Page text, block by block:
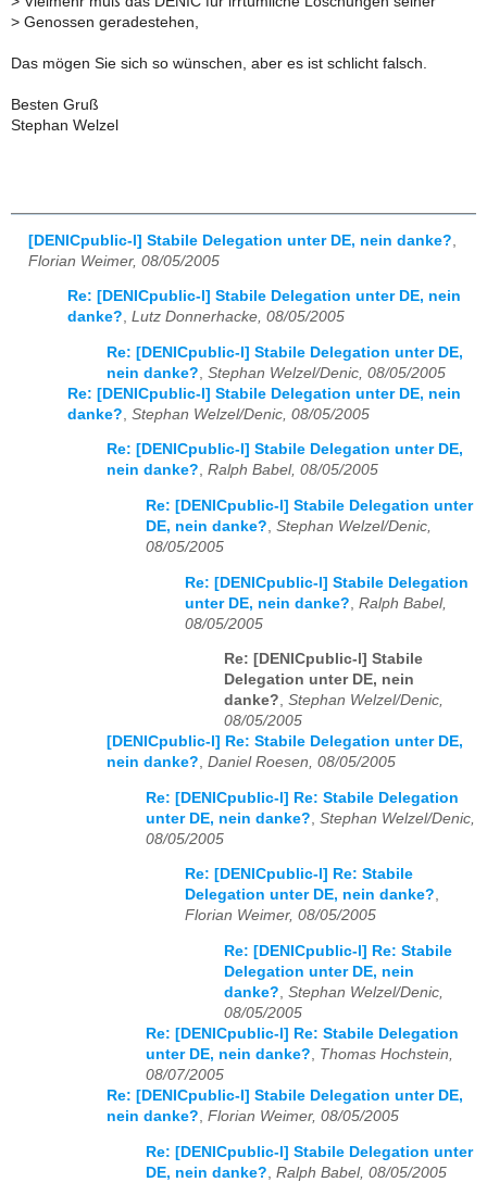
> Genossen geradestehen,
Das mögen Sie sich so wünschen, aber es ist schlicht falsch.
Besten Gruß
Stephan Welzel
[DENICpublic-l] Stabile Delegation unter DE, nein danke?
Florian Weimer, 08/05/2005
Re: [DENICpublic-l] Stabile Delegation unter DE, nein
danke?, Lutz Donnerhacke, 08/05/2005
Re: [DENICpublic-l] Stabile Delegation unter DE,
nein danke? Stephan Welzel/Denic, 08/05/2005
Re: [DENICpublic-l] Stabile Delegation unter DE, nein
danke? Stephan Welzel/Denic, 08/05/2005
Re: [DENICpublic-l] Stabile Delegation unter DE,
nein danke?, Ralph Babel, 08/05/2005
Re: [DENICpublic-l] Stabile Delegation unter
DE, nein danke? Stephan Welzel/Denic,
08/05/2005
Re: [DENICpublic-l] Stabile Delegation
unter DE, nein danke? Ralph Babel,
08/05/2005
Re: [DENICpublic-l] Stabile
Delegation unter DE, nein
danke?, Stephan Welzel/Denic,
08/05/2005
[DENICpublic-l] Re: Stabile Delegation unter DE,
nein danke?, Daniel Roesen, 08/05/2005
Re: [DENICpublic-l] Re: Stabile Delegation
unter DE, nein danke? Stephan Welzel/Denic,
08/05/2005
Re: [DENICpublic-l] Re: Stabile
Delegation unter DE, nein danke?,
Florian Weimer, 08/05/2005
Re: [DENICpublic-l] Re: Stabile
Delegation unter DE, nein
danke? Stephan Welzel/Denic,
08/05/2005
Re: [DENICpublic-l] Re: Stabile Delegation
unter DE, nein danke?
Thomas Hochstein,
08/07/2005
Re: [DENICpublic-l] Stabile Delegation unter DE,
nein danke? Florian Weimer, 08/05/2005
Re: [DENICpublic-l] Stabile Delegation unter
DE, nein danke? Ralph Babel, 08/05/2005